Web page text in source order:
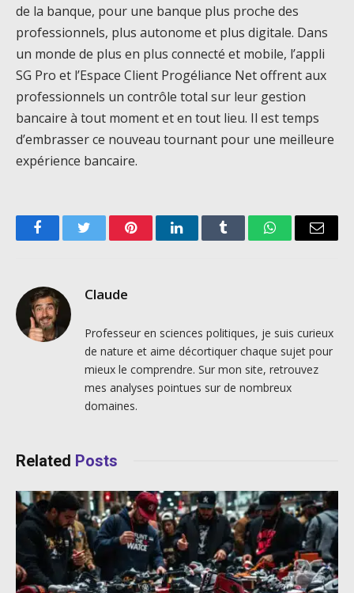
de la banque, pour une banque plus proche des
professionnels, plus autonome et plus digitale. Dans
un monde de plus en plus connecté et mobile, l’appli
SG Pro et l’Espace Client Progéliance Net offrent aux
professionnels un contrôle total sur leur gestion
bancaire à tout moment et en tout lieu. Il est temps
d’embrasser ce nouveau tournant pour une meilleure
expérience bancaire.
FacebookTwitter PinterestLinkedInTumblr WhatsAppEmail
Claude
Professeur en sciences politiques, je suis curieux
de nature et aime décortiquer chaque sujet pour
mieux le comprendre. Sur mon site, retrouvez
mes analyses pointues sur de nombreux
domaines.
Related Posts